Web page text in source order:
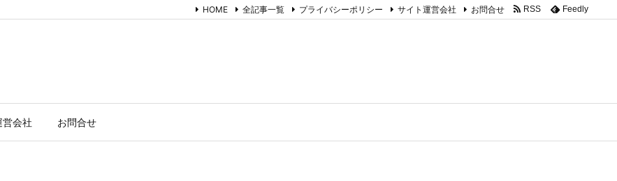
会社 お問合せ
HOME 全記事一覧 プライバシーポリシー サイト運営会社 お問合せ RSS Feedly